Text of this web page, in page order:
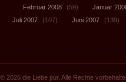
Februar 2008
(59) Januar
Juli 2007
(107) Juni 2007 (139)
© 2026 die Liebe pur. Alle Rechte